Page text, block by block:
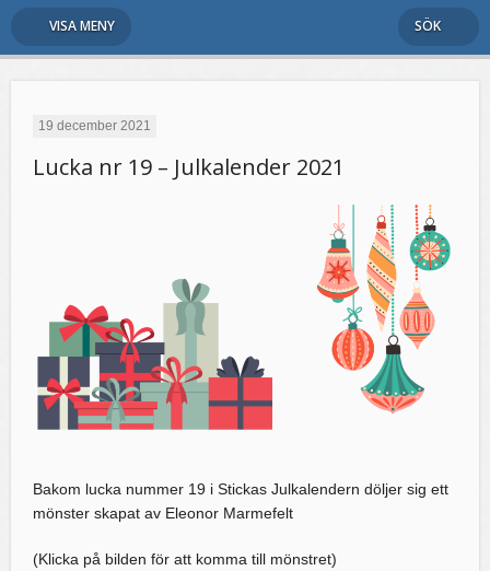
VISA MENY SÖK
19 december 2021
Lucka nr 19 – Julkalender 2021
Bakom lucka nummer 19 i Stickas Julkalendern döljer sig ett
mönster skapat av Eleonor Marmefelt
(Klicka på bilden för att komma till mönstret)